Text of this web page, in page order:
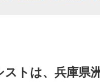
トは、兵庫県